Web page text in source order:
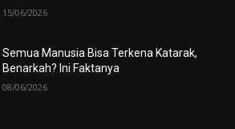
15/06/2026
Semua Manusia Bisa Terkena Katarak,
Benarkah? Ini Faktanya
08/06/2026